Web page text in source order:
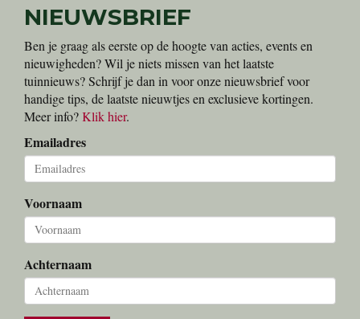
NIEUWSBRIEF
Ben je graag als eerste op de hoogte van acties, events en
nieuwigheden? Wil je niets missen van het laatste
tuinnieuws? Schrijf je dan in voor onze nieuwsbrief voor
handige tips, de laatste nieuwtjes en exclusieve kortingen.
Meer info?Klik hier.
Emailadres
Voornaam
Achternaam